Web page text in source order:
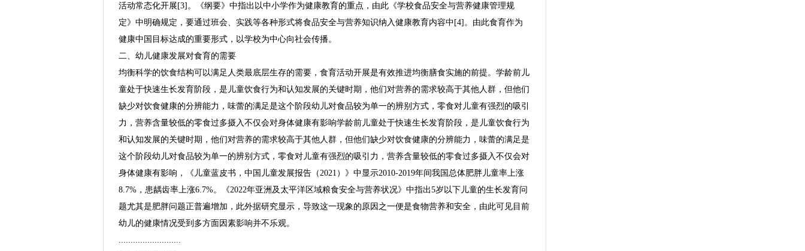
活动常态化开展[3]。《纲要》中指出以中小学作为健康教育的重点，由此《学校食品安全与营养健康管理规
定》中明确规定，要通过班会、实践等各种形式将食品安全与营养知识纳入健康教育内容中[4]。由此食育作为
健康中国目标达成的重要形式，以学校为中心向社会传播。
二、幼儿健康发展对食育的需要
均衡科学的饮食结构可以满足人类最底层生存的需要，食育活动开展是有效推进均衡膳食实施的前提。学龄前儿
童处于快速生长发育阶段，是儿童饮食行为和认知发展的关键时期，他们对营养的需求较高于其他人群，但他们
缺少对饮食健康的分辨能力，味蕾的满足是这个阶段幼儿对食品较为单一的辨别方式，零食对儿童有强烈的吸引
力，营养含量较低的零食过多摄入不仅会对身体健康有影响学龄前儿童处于快速生长发育阶段，是儿童饮食行为
和认知发展的关键时期，他们对营养的需求较高于其他人群，但他们缺少对饮食健康的分辨能力，味蕾的满足是
这个阶段幼儿对食品较为单一的辨别方式，零食对儿童有强烈的吸引力，营养含量较低的零食过多摄入不仅会对
身体健康有影响，《儿童蓝皮书，中国儿童发展报告（2021）》中显示2010-2019年间我国总体肥胖儿童率上涨
8.7%，患龋齿率上涨6.7%。《2022年亚洲及太平洋区域粮食安全与营养状况》中指出5岁以下儿童的生长发育问
题尤其是肥胖问题正普遍增加，此外据研究显示，导致这一现象的原因之一便是食物营养和安全，由此可见目前
幼儿的健康情况受到多方面因素影响并不乐观。